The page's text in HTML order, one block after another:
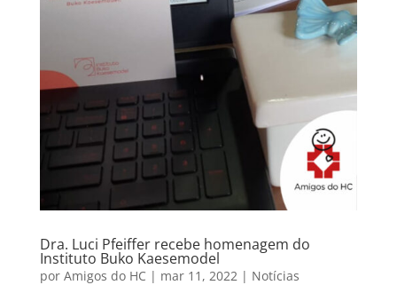
Dra. Luci Pfeiffer recebe homenagem do
Instituto Buko Kaesemodel
por Amigos do HC | mar 11, 2022| Notícias